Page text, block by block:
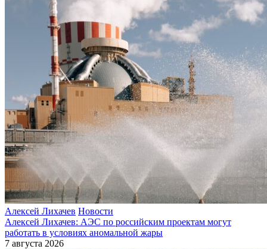
Алексей Лихачев Новости
Алексей Лихачев: АЭС по российским проектам могут
работать в условиях аномальной жары
7 августа 2026